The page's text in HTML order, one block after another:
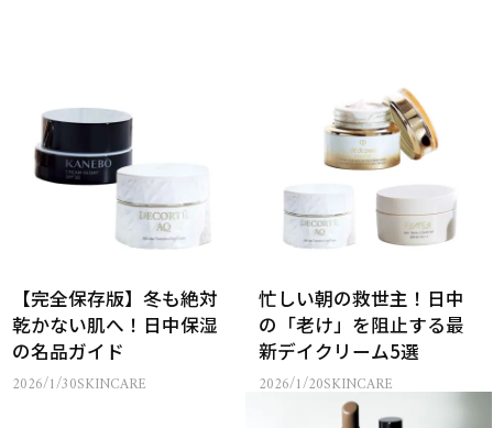
【完全保存版】冬も絶対
乾かない肌へ！日中保湿
の名品ガイド
2026/1/30SKINCARE
忙しい朝の救世主！日中
の「老け」を阻止する最
新デイクリーム5選
2026/1/20SKINCARE